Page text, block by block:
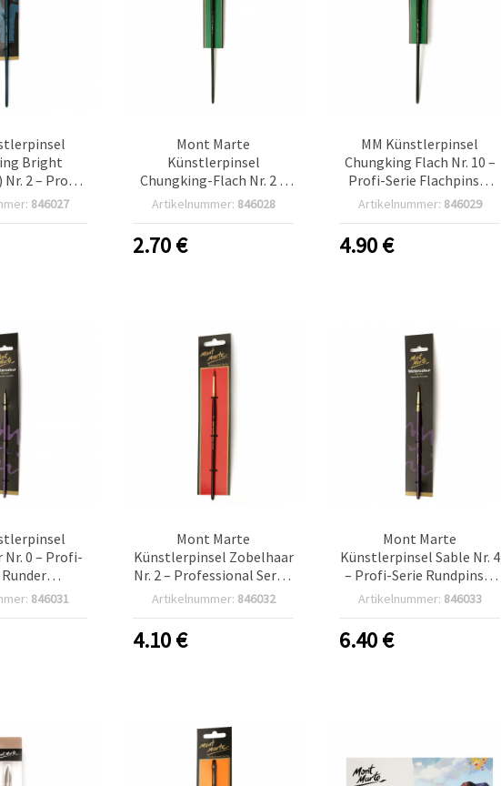
Bright
2 – Profi-
aus
846027
Mont Marte
Künstlerpinsel
Chungking-Flach Nr. 2 –
Profi-Serie,
Flachpinsel für Ölfarben
Artikelnummer: 846028
2.70€
MM Künstlerpinsel
Chungking Flach Nr. 10 –
Profi-Serie Flachpinsel
für Ölfarben,
Artikelnummer: 846029
4.90€
Nr. 0 – Profi-
846031
Mont Marte
Künstlerpinsel Zobelhaar
Nr. 2 – Professional Series
Rundpinsel für
Artikelnummer: 846032
4.10€
Mont Marte
Künstlerpinsel Sable Nr. 4
– Profi-Serie Rundpinsel
für Aquarellfarben
Artikelnummer: 846033
6.40€